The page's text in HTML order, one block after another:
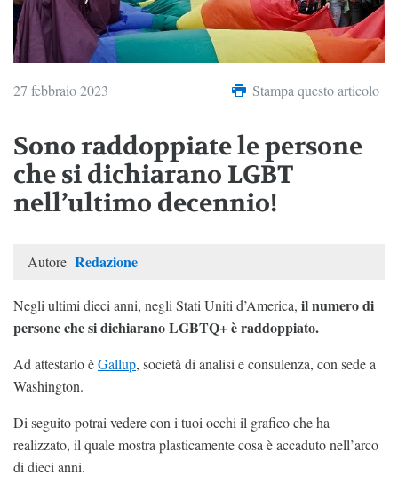
27 febbraio 2023 Stampa questo articolo
Sono raddoppiate le persone
che si dichiarano LGBT
nell’ultimo decennio!
Autore Redazione
Negli ultimi dieci anni, negli Stati Uniti d’America, il numero di
persone che si dichiarano LGBTQ+ è raddoppiato.
Ad attestarlo èGallup, società di analisi e consulenza, con sede a
Washington.
Di seguito potrai vedere con i tuoi occhi il grafico che ha
realizzato, il quale mostra plasticamente cosa è accaduto nell’arco
di dieci anni.